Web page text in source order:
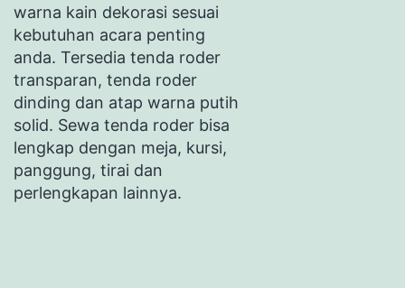
warna kain dekorasi sesuai
kebutuhan acara penting
anda. Tersedia tenda roder
transparan, tenda roder
dinding dan atap warna putih
solid. Sewa tenda roder bisa
lengkap dengan meja, kursi,
panggung, tirai dan
perlengkapan lainnya.